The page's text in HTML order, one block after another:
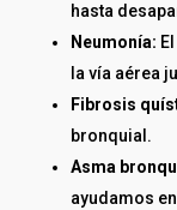
hasta
Neumonía:
la vía aérea
Fibrosis
bronquial.
Asma
ayudamos